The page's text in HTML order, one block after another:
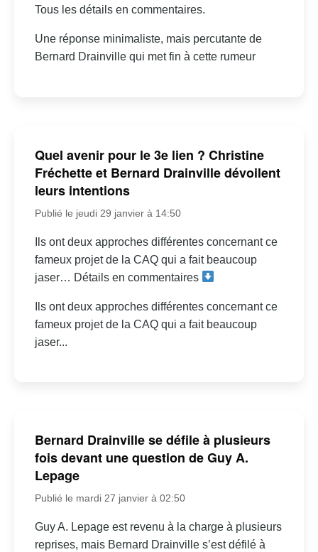
Tous les détails en commentaires.
Une réponse minimaliste, mais percutante de
Bernard Drainville qui met fin à cette rumeur
Quel avenir pour le 3e lien ? Christine
Fréchette et Bernard Drainville dévoilent
leurs intentions
Publié le jeudi 29 janvier à 14:50
Ils ont deux approches différentes concernant ce
fameux projet de la CAQ qui a fait beaucoup
jaser… Détails en commentaires
Ils ont deux approches différentes concernant ce
fameux projet de la CAQ qui a fait beaucoup
jaser...
Bernard Drainville se défile à plusieurs
fois devant une question de Guy A.
Lepage
Publié le mardi 27 janvier à 02:50
Guy A. Lepage est revenu à la charge à plusieurs
reprises, mais Bernard Drainville s’est défilé à